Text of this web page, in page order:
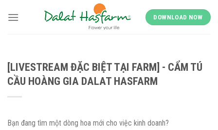
DOWNLOAD NOW
[LIVESTREAM ĐẶC BIỆT TẠI FARM] - CẨM TÚ
CẦU HOÀNG GIA DALAT HASFARM
Bạn đang tìm một dòng hoa mới cho việc kinh doanh?